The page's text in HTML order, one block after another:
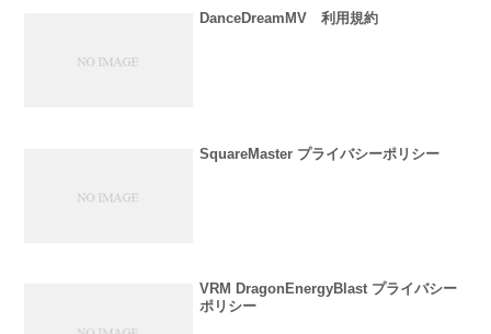
DanceDreamMV 利用規約
SquareMaster プライバシーポリシー
VRM DragonEnergyBlast プライバシー
ポリシー